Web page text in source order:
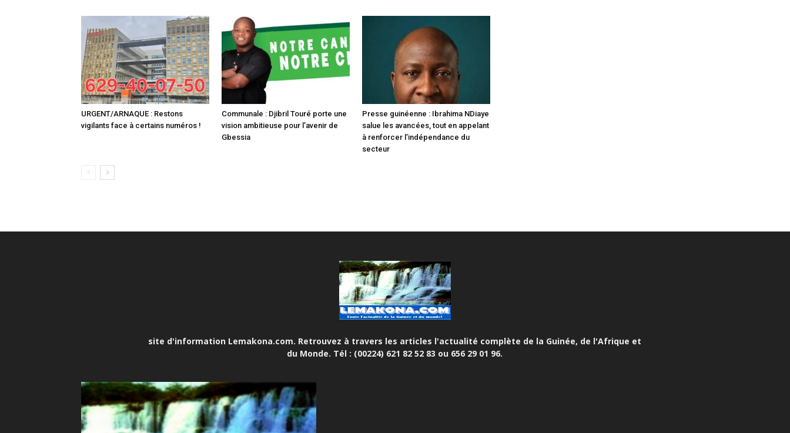
URGENT/ARNAQUE : Restons
vigilants face à certains numéros !
Communale : Djibril Touré porte une
vision ambitieuse pour l’avenir de
Gbessia
Presse guinéenne : Ibrahima NDiaye
salue les avancées, tout en appelant
à renforcer l’indépendance du
secteur
site d'information Lemakona.com. Retrouvez à travers les articles l'actualité complète de la Guinée, de l'Afrique et
du Monde. Tél : (00224) 621 82 52 83 ou 656 29 01 96.